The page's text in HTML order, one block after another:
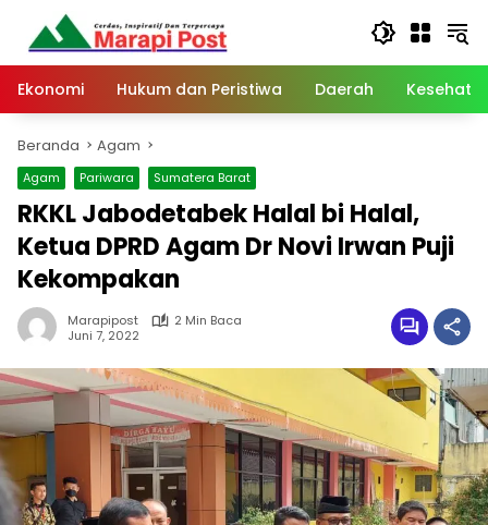
Langsung
konten
Ekonomi
Hukum dan Peristiwa Daerah
Beranda Agam
Agam Pariwara Sumatera Barat
RKKL Jabodetabek Halal bi Halal,
Ketua DPRD Agam Dr Novi Irwan Puji
Kekompakan
Marapipost
2 Min Baca
Juni 7, 2022